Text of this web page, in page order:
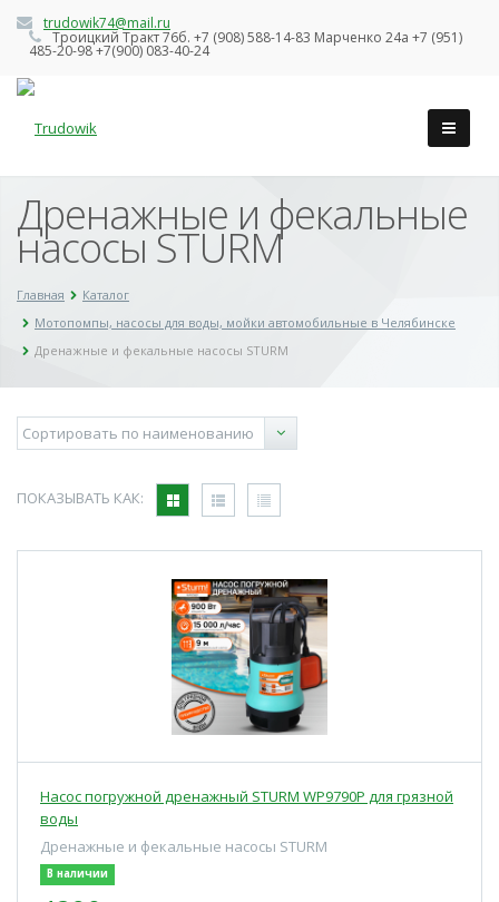
trudowik74@mail.ru
Троицкий Тракт 76б. +7 (908) 588-14-83 Марченко 24а +7 (951)
485-20-98 +7(900) 083-40-24
Дренажные и фекальные
насосы STURM
Главная
Каталог
Мотопомпы, насосы для воды, мойки автомобильные в Челябинске
Дренажные и фекальные насосы STURM
ПОКАЗЫВАТЬ КАК:
Насос погружной дренажный STURM WP9790P для грязной
воды
Дренажные и фекальные насосы STURM
В наличии